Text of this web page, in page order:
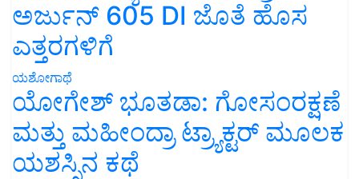
ಅರ್ಜುನ್ 605 DI ಜೊತೆ ಹೊಸ
ಎತ್ತರಗಳಿಗೆ
ಯಶೋಗಾಥೆ
ಯೋಗೇಶ್ ಭೂತಡಾ: ಗೋಸಂರಕ್ಷಣೆ
ಮತ್ತು ಮಹೀಂದ್ರಾ ಟ್ರ್ಯಾಕ್ಟರ್ ಮೂಲಕ
ಯಶಸ್ಸಿನ ಕಥೆ